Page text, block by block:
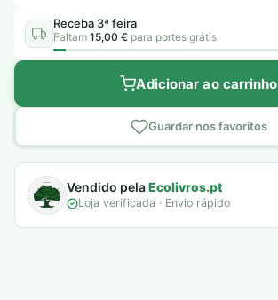
Receba 3ª feira
Faltam 15,00 € para portes grátis
Adicionar ao carrinho
Guardar nos favoritos
Vendido pelaEcolivros.pt
Loja verificada · Envio rápido